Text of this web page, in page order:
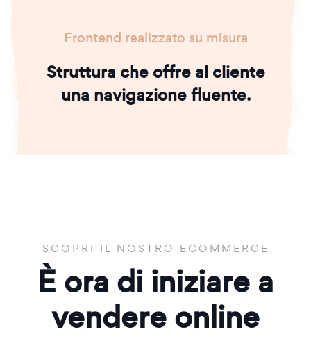
Frontend realizzato su misura
Struttura che offre al cliente
una navigazione fluente.
SCOPRI IL NOSTRO ECOMMERCE
È ora di iniziare a
vendere online